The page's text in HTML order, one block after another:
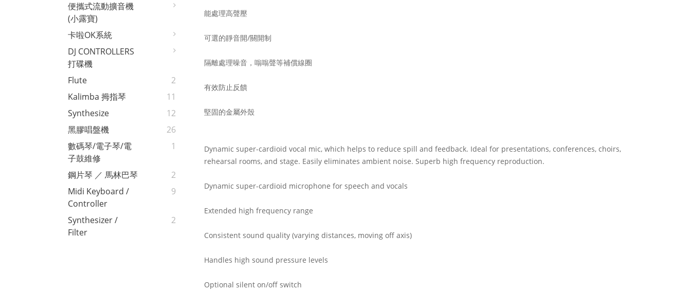
便攜式流動擴音機
(小露寶)
卡啦OK系統
DJ CONTROLLERS
打碟機
Flute
2
Kalimba 拇指琴
11
Synthesize
12
黑膠唱盤機
26
數碼琴/電子琴/電
子鼓維修
1
鋼片琴 ／ 馬林巴琴
2
Midi Keyboard /
Controller
9
Synthesizer /
Filter
2
能處理高聲壓
可選的靜音開/關開制
隔離處理噪音，嗡嗡聲等補償線圈
有效防止反饋
堅固的金屬外殼
Dynamic super-cardioid vocal mic, which helps to reduce spill and feedback. Ideal for presentations, conferences, choirs,
rehearsal rooms, and stage. Easily eliminates ambient noise. Superb high frequency reproduction.
Dynamic super-cardioid microphone for speech and vocals
Extended high frequency range
Consistent sound quality (varying distances, moving off axis)
Handles high sound pressure levels
Optional silent on/off switch